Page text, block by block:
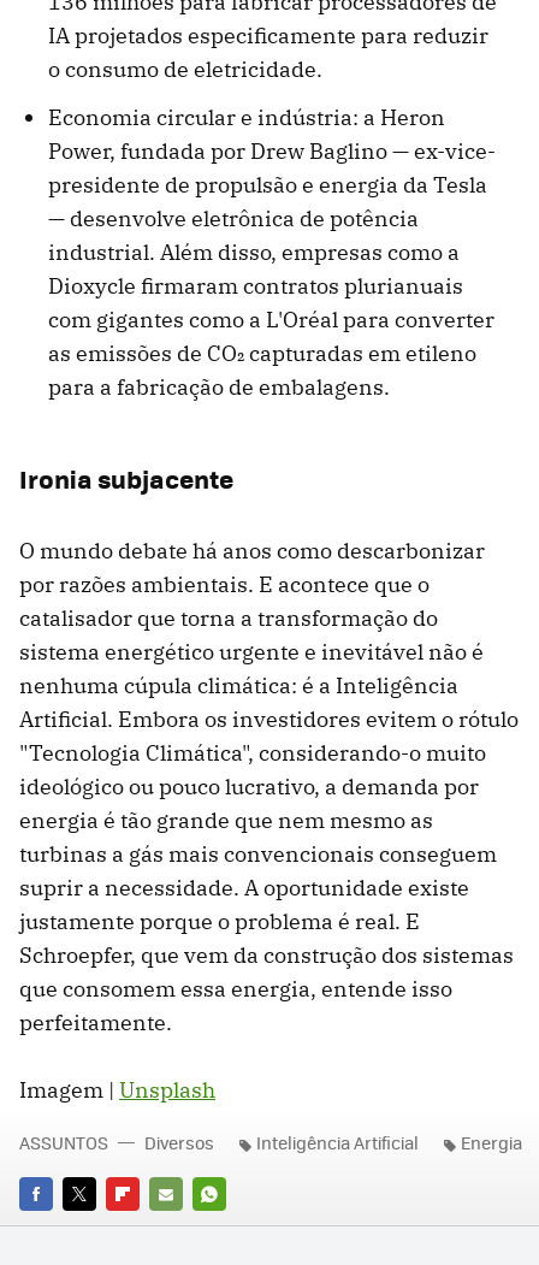
IA projetados especificamente para reduzir
o consumo de eletricidade.
Economia circular e indústria: a Heron
Power, fundada por Drew Baglino — ex-vice-
presidente de propulsão e energia da Tesla
— desenvolve eletrônica de potência
industrial. Além disso, empresas como a
Dioxycle firmaram contratos plurianuais
com gigantes como a L'Oréal para converter
as emissões de CO₂ capturadas em etileno
para a fabricação de embalagens.
Ironia subjacente
O mundo debate há anos como descarbonizar
por razões ambientais. E acontece que o
catalisador que torna a transformação do
sistema energético urgente e inevitável não é
nenhuma cúpula climática: é a Inteligência
Artificial. Embora os investidores evitem o rótulo
"Tecnologia Climática", considerando-o muito
ideológico ou pouco lucrativo, a demanda por
energia é tão grande que nem mesmo as
turbinas a gás mais convencionais conseguem
suprir a necessidade. A oportunidade existe
justamente porque o problema é real. E
Schroepfer, que vem da construção dos sistemas
que consomem essa energia, entende isso
perfeitamente.
Imagem | Unsplash
FACEBOOK
TWITTERFLIPBOARD
E-
WHATSAPP
ASSUNTOS Diversos Inteligência Artificial Energia